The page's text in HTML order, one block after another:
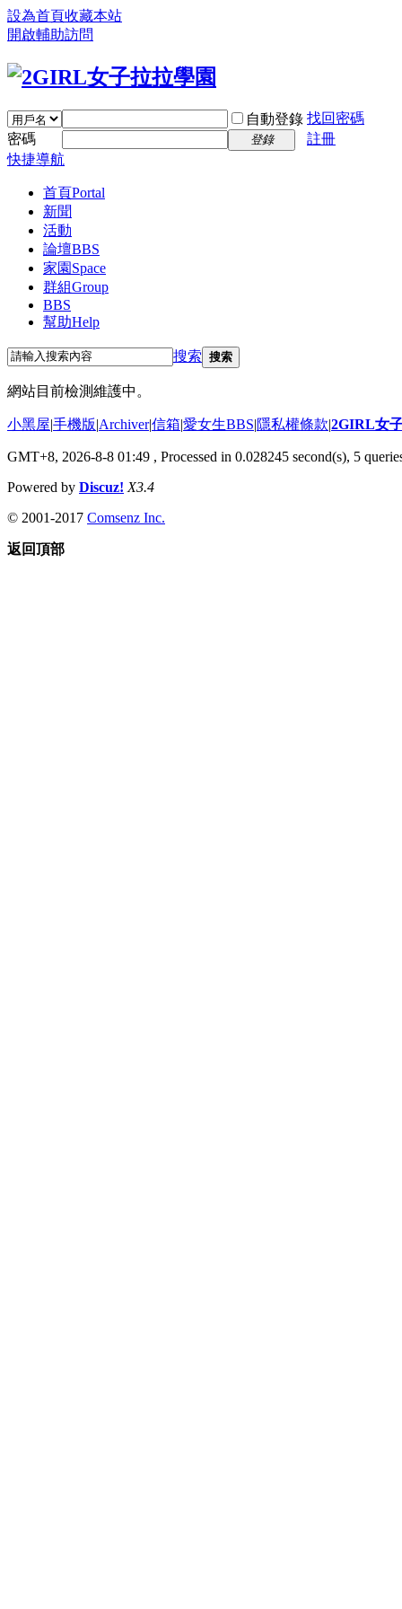
設為首頁收藏本站
開啟輔助訪問
自動登錄 找回密碼
密碼
登錄
註冊
快捷導航
首頁Portal
新聞
活動
論壇BBS
家園 Space
群組Group
BBS
幫助Help
搜索 搜索
網站目前檢測維護中。
小黑屋|手機版|Archiver|信箱|愛女生BBS|隱私權條款|2GIRL女
GMT+8, 2026-8-8 01:49 , Processed in 0.028245 second(s), 5
Powered by Discuz! X3.4
© 2001-2017 Comsenz Inc.
返回頂部